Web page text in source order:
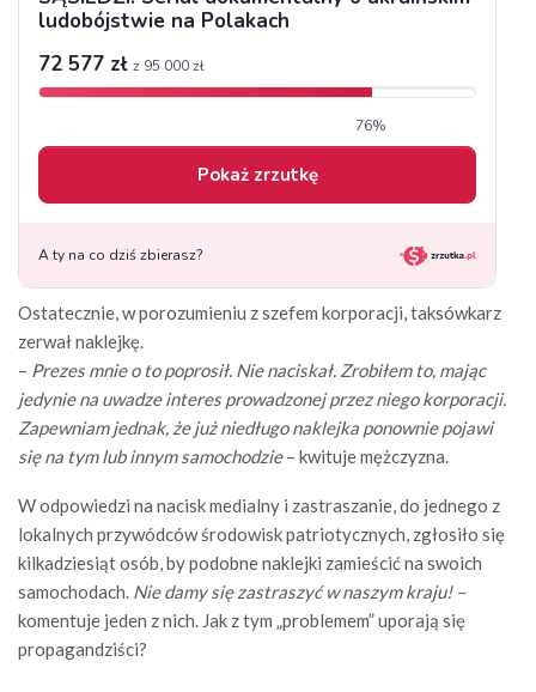
Ostatecznie, w porozumieniu z szefem korporacji, taksówkarz
zerwał naklejkę.
– Prezes mnie o to poprosił. Nie naciskał. Zrobiłem to, mając
jedynie na uwadze interes prowadzonej przez niego korporacji.
Zapewniam jednak, że już niedługo naklejka ponownie pojawi
się na tym lub innym samochodzie– kwituje mężczyzna.
W odpowiedzi na nacisk medialny i zastraszanie, do jednego z
lokalnych przywódców środowisk patriotycznych, zgłosiło się
kilkadziesiąt osób, by podobne naklejki zamieścić na swoich
samochodach. Nie damy się zastraszyć w naszym kraju! –
komentuje jeden z nich. Jak z tym „problemem” uporają się
propagandziści?